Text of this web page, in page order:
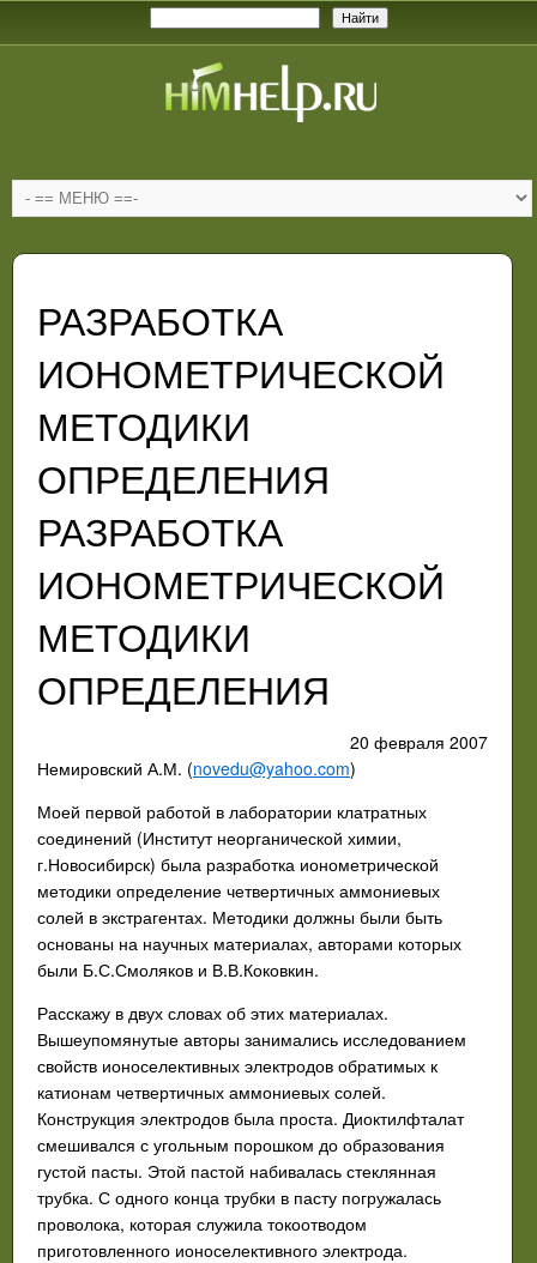
РАЗРАБОТКА
ИОНОМЕТРИЧЕСКОЙ
МЕТОДИКИ
ОПРЕДЕЛЕНИЯ
РАЗРАБОТКА
ИОНОМЕТРИЧЕСКОЙ
МЕТОДИКИ
ОПРЕДЕЛЕНИЯ
20 февраля 2007
Немировский А.М. (novedu@yahoo.com)
Моей первой работой в лаборатории клатратных
соединений (Институт неорганической химии,
г.Новосибирск) была разработка ионометрической
методики определение четвертичных аммониевых
солей в экстрагентах. Методики должны были быть
основаны на научных материалах, авторами которых
были Б.С.Смоляков и В.В.Коковкин.
Расскажу в двух словах об этих материалах.
Вышеупомянутые авторы занимались исследованием
свойств ионоселективных электродов обратимых к
катионам четвертичных аммониевых солей.
Конструкция электродов была проста. Диоктилфталат
смешивался с угольным порошком до образования
густой пасты. Этой пастой набивалась стеклянная
трубка. С одного конца трубки в пасту погружалась
проволока, которая служила токоотводом
приготовленного ионоселективного электрода.